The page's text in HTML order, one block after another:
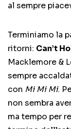
al sempre
Terminiamo la
ritorni: Can’t
Macklemore &
sempre
con Mi Mi Mi.
non sembra
ma tempo per